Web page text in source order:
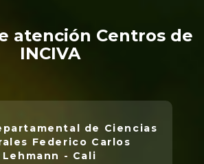
atención Centros de
INCIVA
de Ciencias
Federico Carlos
Lehmann - Cali